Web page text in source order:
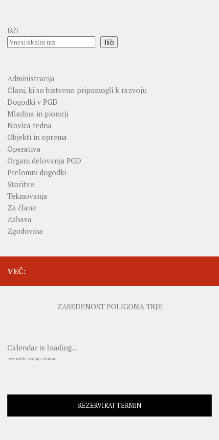
Išči
Išči
Administracija
Člani, ki so bistveno pripomogli k razvoju
Dogodki v PGD
Mladina in pionirji
Novica tedna
Objekti in oprema
Operativa
Organi delovanja PGD
Prelomni dogodki
Storitve
Tekmovanja
Za člane
Zabava
Zgodovina
VEČ:
ZASEDENOST POLIGONA TRJE
Calendar is loading...
Powered by Booking Calendar
REZERVIRAJ TERMIN